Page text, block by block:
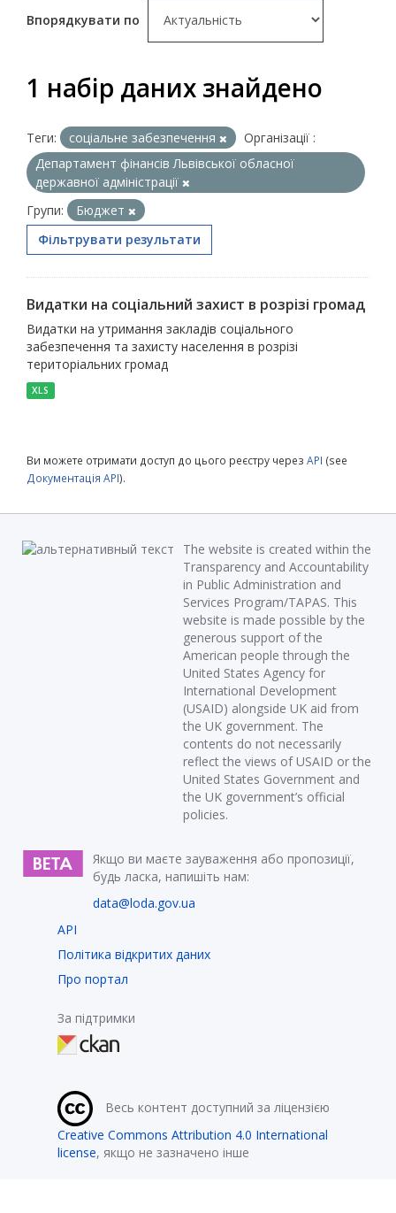
Впорядкувати по
1 набір даних знайдено
Теги: соціальне забезпечення
Організації :
Департамент фінансів Львівської обласної
державної адміністрації
Групи:
Бюджет
Фільтрувати результати
Видатки на соціальний захист в розрізі громад
Видатки на утримання закладів соціального
забезпечення та захисту населення в розрізі
територіальних громад
XLS
Ви можете отримати доступ до цього реєстру через API (see
Документація API).
The website is created within the
Transparency and Accountability
in Public Administration and
Services Program/TAPAS. This
website is made possible by the
generous support of the
American people through the
United States Agency for
International Development
(USAID) alongside UK aid from
the UK government. The
contents do not necessarily
reflect the views of USAID or the
United States Government and
the UK government’s official
policies.
Якщо ви маєте зауваження або пропозиції,
будь ласка, напишіть нам:
data@loda.gov.ua
API
Політика відкритих даних
Про портал
За підтримки
Весь контент доступний за ліцензією
Creative Commons Attribution 4.0 International
license, якщо не зазначено інше